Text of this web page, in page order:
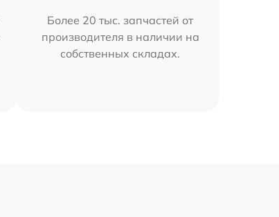
Более 20 тыс. запчастей от
производителя в наличии на
собственных складах.